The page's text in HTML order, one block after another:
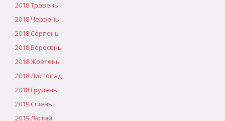
2018 Травень
2018 Червень
2018 Серпень
2018 Вересень
2018 Жовтень
2018 Листопад
2018 Грудень
2019 Січень
2019 Лютий